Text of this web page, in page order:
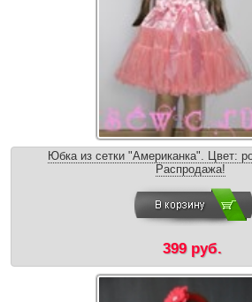
Юбка из сетки "Американка". Цвет:
Распродажа!
399 руб.